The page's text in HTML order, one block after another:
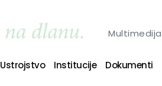
Multimedija
Ustrojstvo Institucije Dokumenti